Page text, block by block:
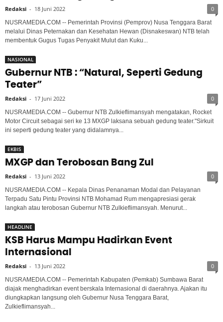
Redaksi - 18 Juni 2022 0
NUSRAMEDIA.COM -- Pemerintah Provinsi (Pemprov) Nusa Tenggara Barat
melalui Dinas Peternakan dan Kesehatan Hewan (Disnakeswan) NTB telah
membentuk Gugus Tugas Penyakit Mulut dan Kuku...
NASIONAL
Gubernur NTB : “Natural, Seperti Gedung
Teater”
Redaksi - 17 Juni 2022 0
NUSRAMEDIA.COM -- Gubernur NTB Zulkieflimansyah mengatakan, Rocket
Motor Circuit sebagai seri ke 13 MXGP laksana sebuah gedung teater."Sirkuit
ini seperti gedung teater yang didalamnya...
EKBIS
MXGP dan Terobosan Bang Zul
Redaksi - 13 Juni 2022 0
NUSRAMEDIA.COM -- Kepala Dinas Penanaman Modal dan Pelayanan
Terpadu Satu Pintu Provinsi NTB Mohamad Rum mengapresiasi gerak
langkah atau terobosan Gubernur NTB Zulkieflimansyah. Menurut...
HEADLINE
KSB Harus Mampu Hadirkan Event
Internasional
Redaksi - 13 Juni 2022 0
NUSRAMEDIA.COM -- Pemerintah Kabupaten (Pemkab) Sumbawa Barat
diajak menghadirkan event berskala Internasional di daerahnya. Ajakan itu
diungkapkan langsung oleh Gubernur Nusa Tenggara Barat,
Zulkieflimansyah...